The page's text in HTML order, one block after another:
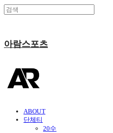
아람스포츠
ABOUT
단체티
20수